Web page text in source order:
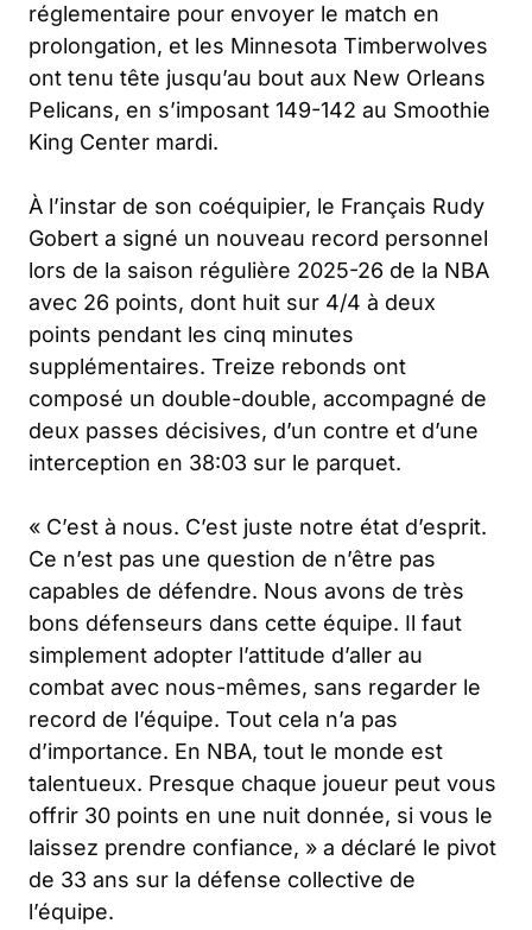
réglementaire pour envoyer le match en
prolongation, et les Minnesota Timberwolves
ont tenu tête jusqu’au bout aux New Orleans
Pelicans, en s’imposant 149-142 au Smoothie
King Center mardi.
À l’instar de son coéquipier, le Français Rudy
Gobert a signé un nouveau record personnel
lors de la saison régulière 2025-26 de la NBA
avec 26 points, dont huit sur 4/4 à deux
points pendant les cinq minutes
supplémentaires. Treize rebonds ont
composé un double-double, accompagné de
deux passes décisives, d’un contre et d’une
interception en 38:03 sur le parquet.
« C’est à nous. C’est juste notre état d’esprit.
Ce n’est pas une question de n’être pas
capables de défendre. Nous avons de très
bons défenseurs dans cette équipe. Il faut
simplement adopter l’attitude d’aller au
combat avec nous-mêmes, sans regarder le
record de l’équipe. Tout cela n’a pas
d’importance. En NBA, tout le monde est
talentueux. Presque chaque joueur peut vous
offrir 30 points en une nuit donnée, si vous le
laissez prendre confiance, » a déclaré le pivot
de 33 ans sur la défense collective de
l’équipe.